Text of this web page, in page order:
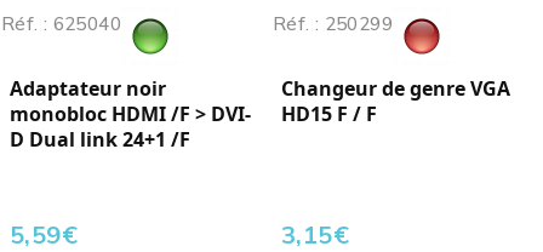
Réf. : 625040
Adaptateur noir
monobloc HDMI /F > DVI-
D Dual link 24+1 /F
5,59€
Réf. : 250299
Changeur de genre VGA
HD15 F / F
3,15€